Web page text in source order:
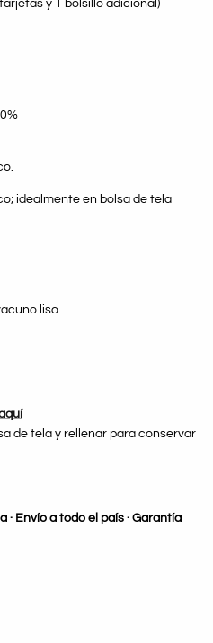
y 1 bolsillo adicional)
idealmente en bolsa de tela
liso
de tela y rellenar para conservar
Envío a todo el país · Garantía